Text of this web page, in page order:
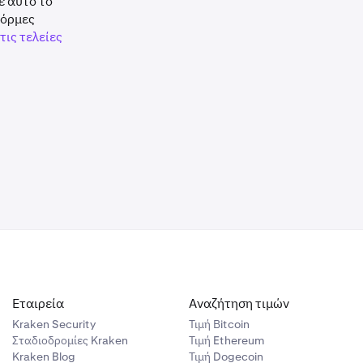
το ζεύγος
από το
GBP σε
τις
330 bitcoin.
στο
τις τελείες
Εταιρεία
Kraken Security
Σταδιοδρομίες Kraken
Kraken Blog
Αναζήτηση τιμών
Τιμή Βitcoin
Τιμή Ethereum
Τιμή Dogecoin